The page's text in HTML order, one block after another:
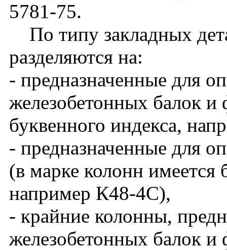
5781-75.
По типу закладных
разделяются на:
- предназначенные для
железобетонных балок
буквенного индекса,
- предназначенные для
(в марке колонн
например К48-4С),
- крайние колонны,
железобетонных балок и